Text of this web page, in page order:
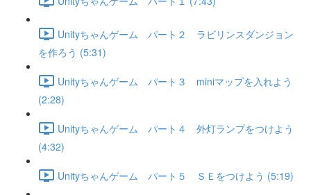
Unityちゃんゲーム パート２ ラビリンスダンジョン
を作ろう (5:31)
Unityちゃんゲーム パート３ miniマップを入れよう
(2:28)
Unityちゃんゲーム パート４ 外灯ランプをつけよう
(4:32)
Unityちゃんゲーム パート５ ＳＥをつけよう (5:19)